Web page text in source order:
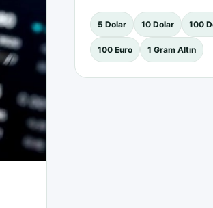
5 Dolar 10 Dolar 100
100 Euro 1 Gram Altın